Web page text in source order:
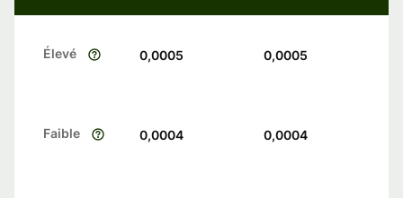
Élevé 0,0005 0,0005
Faible 0,0004 0,0004